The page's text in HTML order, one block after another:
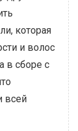
которая
и волос
в сборе с
всей